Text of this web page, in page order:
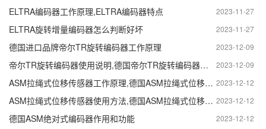
2023-11-27
ELTRA编码器工作原理,ELTRA编码器特点
2023-11-27
ELTRA旋转增量编码器怎么判断好坏
2023-12-09
德国进口品牌帝尔TR旋转编码器工作原理
2023-12-09
帝尔TR旋转编码器使用说明,德国帝尔TR旋转编码器型号怎么看
2023-12-12
ASM拉绳式位移传感器工作原理,德国ASM拉绳式位移传感器应用
2023-12-12
ASM拉绳式位移传感器使用方法,德国ASM拉绳式位移传感器怎么用
2023-12-12
德国ASM绝对式编码器作用和功能